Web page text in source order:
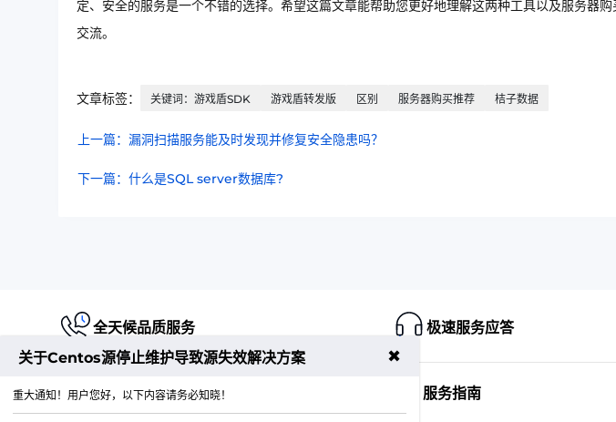
定、安全的服务是一个不错的选择。希望这篇文章能帮助您更好地理解这两种工具以及服务器
交流。
文章标签： 关键词：游戏盾SDK 游戏盾转发版 区别 服务器购买推荐 桔子数据
上一篇：漏洞扫描服务能及时发现并修复安全隐患吗？
下一篇：什么是SQL server数据库?
全天候品质服务 极速服务应答
服务指南
关于Centos源停止维护导致源失效解决方案 ✖
重大通知！用户您好，以下内容请务必知晓！